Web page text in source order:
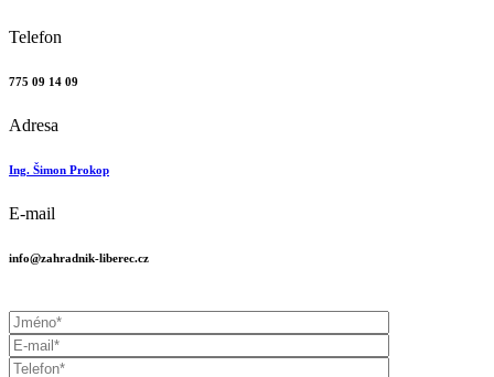
Telefon
775 09 14 09
Adresa
Ing. Šimon Prokop
E-mail
info@zahradnik-liberec.cz